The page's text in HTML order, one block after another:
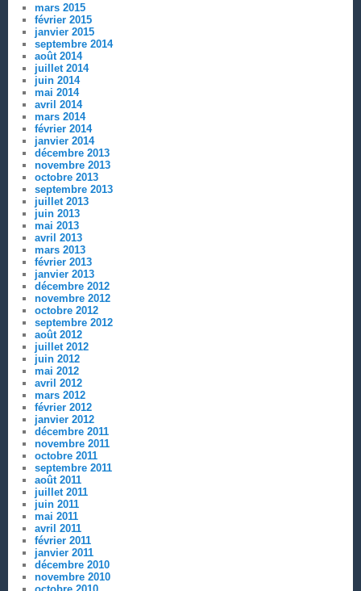
mars 2015
février 2015
janvier 2015
septembre 2014
août 2014
juillet 2014
juin 2014
mai 2014
avril 2014
mars 2014
février 2014
janvier 2014
décembre 2013
novembre 2013
octobre 2013
septembre 2013
juillet 2013
juin 2013
mai 2013
avril 2013
mars 2013
février 2013
janvier 2013
décembre 2012
novembre 2012
octobre 2012
septembre 2012
août 2012
juillet 2012
juin 2012
mai 2012
avril 2012
mars 2012
février 2012
janvier 2012
décembre 2011
novembre 2011
octobre 2011
septembre 2011
août 2011
juillet 2011
juin 2011
mai 2011
avril 2011
février 2011
janvier 2011
décembre 2010
novembre 2010